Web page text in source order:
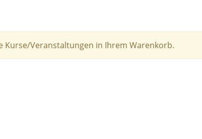
Kurse/Veranstaltungen in Ihrem Warenkorb.